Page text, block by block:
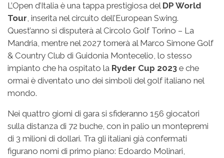
L’Open d’Italia è una tappa prestigiosa del DP World
Tour, inserita nel circuito dell’European Swing.
Quest’anno si disputerà al Circolo Golf Torino – La
Mandria, mentre nel 2027 tornerà al Marco Simone Golf
& Country Club di Guidonia Montecelio, lo stesso
impianto che ha ospitato la Ryder Cup 2023 e che
ormai è diventato uno dei simboli del golf italiano nel
mondo.
Nei quattro giorni di gara si sfideranno 156 giocatori
sulla distanza di 72 buche, con in palio un montepremi
di 3 milioni di dollari. Tra gli italiani già confermati
figurano nomi di primo piano: Edoardo Molinari,